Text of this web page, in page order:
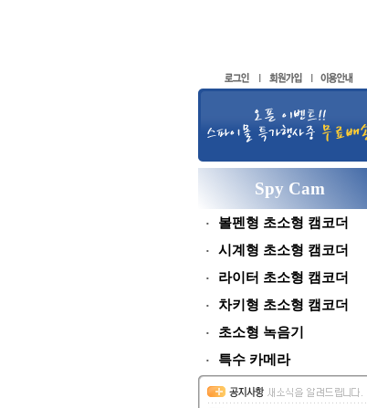
Spy Cam
볼펜형 초소형 캠코더
시계형 초소형 캠코더
라이터 초소형 캠코더
차키형 초소형 캠코더
초소형 녹음기
특수 카메라